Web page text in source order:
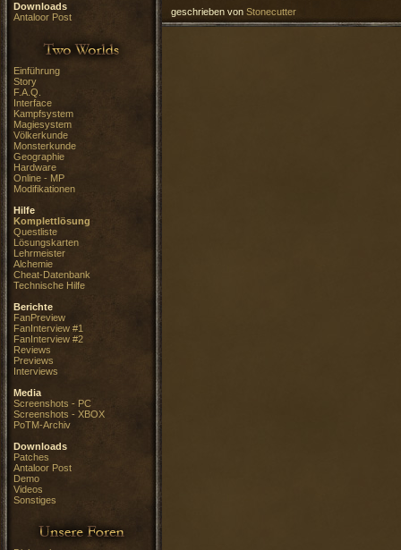
Downloads
Antaloor Post
Einführung
Story
F.A.Q.
Interface
Kampfsystem
Magiesystem
Völkerkunde
Monsterkunde
Geographie
Hardware
Online - MP
Modifikationen
Hilfe
Komplettlösung
Questliste
Lösungskarten
Lehrmeister
Alchemie
Cheat-Datenbank
Technische Hilfe
Berichte
FanPreview
FanInterview #1
FanInterview #2
Reviews
Previews
Interviews
Media
Screenshots - PC
Screenshots - XBOX
PoTM-Archiv
Downloads
Patches
Antaloor Post
Demo
Videos
Sonstiges
geschrieben von Stonecutter